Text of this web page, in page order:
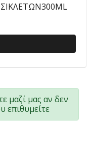
μαζί μας αν δεν
επιθυμείτε